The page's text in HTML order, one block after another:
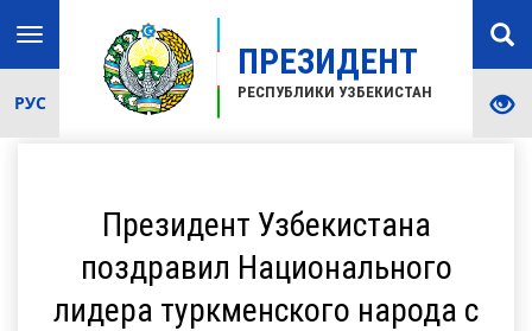
ПРЕЗИДЕНТ
РЕСПУБЛИКИ УЗБЕКИСТАН
Toggle
navigation
РУС
Президент Узбекистана
поздравил Национального
лидера туркменского народа с